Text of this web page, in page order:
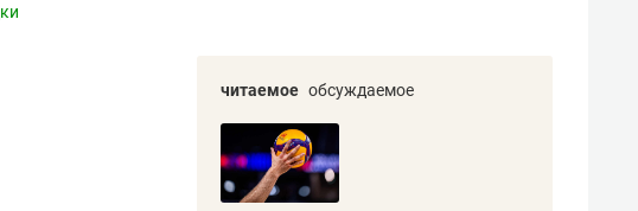
читаемое обсуждаемое